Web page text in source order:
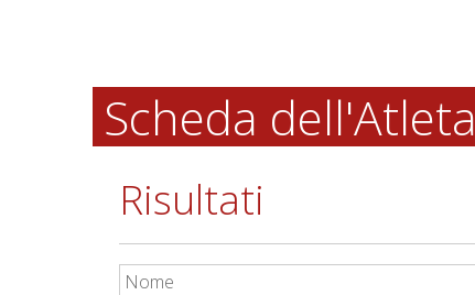
Scheda dell'Atleta
Risultati
Nome